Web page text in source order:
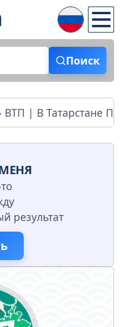
Поиск
ВТП | В Татарстане
результат